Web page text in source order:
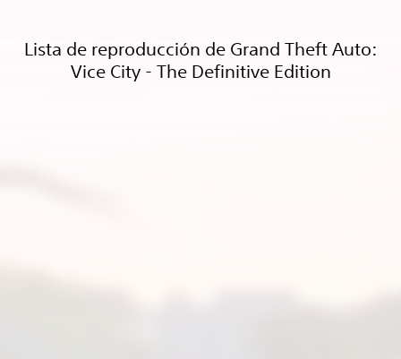
Lista de reproducción de Grand Theft Auto:
Vice City - The Definitive Edition